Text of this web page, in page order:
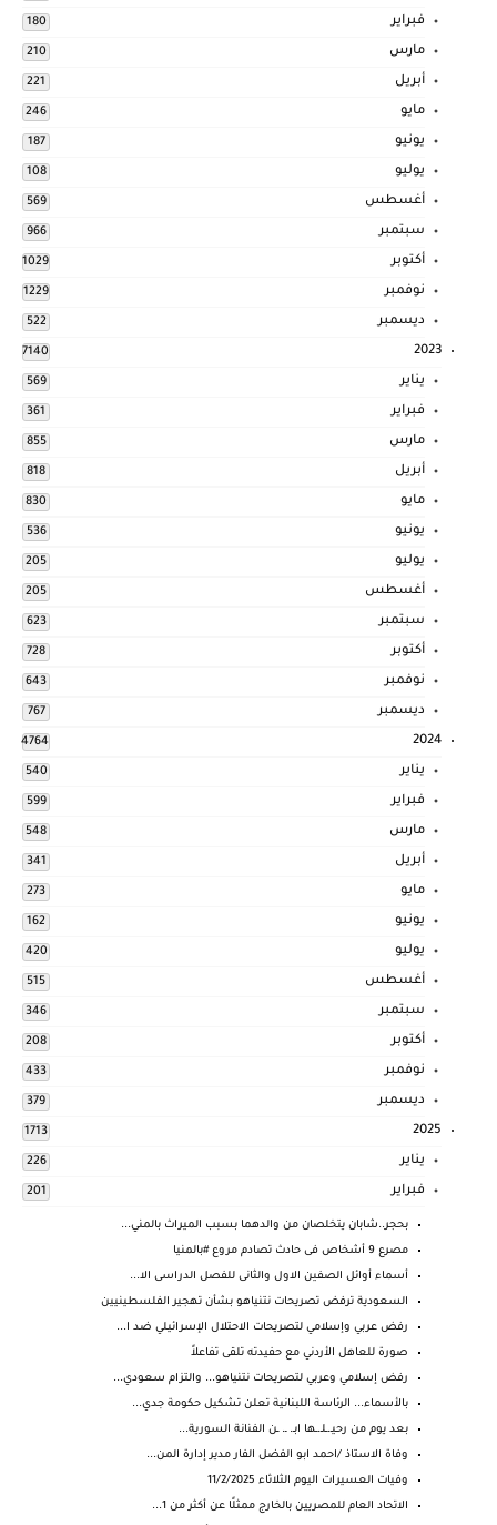
فبراير 180
مارس 210
أبريل 221
مايو 246
يونيو 187
يوليو 108
أغسطس 569
سبتمبر 966
أكتوبر 1029
نوفمبر 1229
ديسمبر 522
2023
7140
يناير 569
فبراير 361
مارس 855
أبريل 818
مايو 830
يونيو 536
يوليو 205
أغسطس 205
سبتمبر 623
أكتوبر 728
نوفمبر 643
ديسمبر 767
2024
4764
يناير 540
فبراير 599
مارس 548
أبريل 341
مايو 273
يونيو 162
يوليو 420
أغسطس 515
سبتمبر 346
أكتوبر 208
نوفمبر 433
ديسمبر 379
2025
1713
يناير 226
فبراير 201
بحجر..شابان يتخلصان من والدهما بسبب الميراث بالمني...
مصرع 9 أشخاص فى حادث تصادم مروع #بالمنيا
أسماء أوائل الصفين الاول والثانى للفصل الدراسى الا...
السعودية ترفض تصريحات نتنياهو بشأن تهجير الفلسطينيين
رفض عربي وإسلامي لتصريحات الاحتلال الإسرائيلي ضد ا...
صورة للعاهل الأردني مع حفيدته تلقى تفاعلاً
رفض إسلامي وعربي لتصريحات نتنياهو... والتزام سعودي...
بالأسماء... الرئاسة اللبنانية تعلن تشكيل حكومة جدي...
بعد يوم من رحيـ.ـلـ.ـها ابـ. ـ. ـن الفنانة السورية...
وفاة الاستاذ /احمد ابو الفضل الفار مدير إدارة المن...
وفيات العسيرات اليوم الثلاثاء 11/2/2025
الاتحاد العام للمصريين بالخارج ممثلًا عن أكثر من 1...